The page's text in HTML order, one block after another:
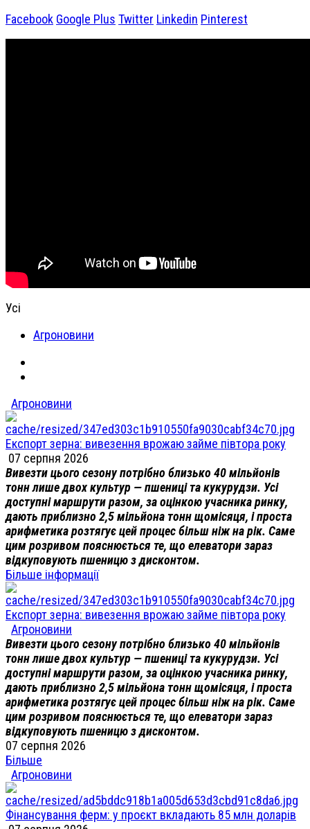
Facebook Google Plus Twitter Linkedin Pinterest
Усі
Агроновини
Агроновини
Експорт зерна: вивезення врожаю займе півтора року
07 серпня 2026
Вивезти цього сезону потрібно близько 40 мільйонів
тонн лише двох культур — пшениці та кукурудзи. Усі
доступні маршрути разом, за оцінкою учасника ринку,
дають приблизно 2,5 мільйона тонн щомісяця, і проста
арифметика розтягує цей процес більш ніж на рік. Саме
цим розривом пояснюється те, що елеватори зараз
відкуповують пшеницю з дисконтом.
Більше інформації
Експорт зерна: вивезення врожаю займе півтора року
Агроновини
Вивезти цього сезону потрібно близько 40 мільйонів
тонн лише двох культур — пшениці та кукурудзи. Усі
доступні маршрути разом, за оцінкою учасника ринку,
дають приблизно 2,5 мільйона тонн щомісяця, і проста
арифметика розтягує цей процес більш ніж на рік. Саме
цим розривом пояснюється те, що елеватори зараз
відкуповують пшеницю з дисконтом.
07 серпня 2026
Більше
Агроновини
Фінансування ферм: у проєкт вкладають 85 млн доларів